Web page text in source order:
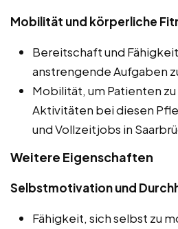
Mobilität und körperliche
Bereitschaft und
anstrengende Aufgaben
Mobilität, um Patienten
Aktivitäten bei diesen
und Vollzeitjobs in
Weitere Eigenschaften
Selbstmotivation und
Fähigkeit, sich selbst zu